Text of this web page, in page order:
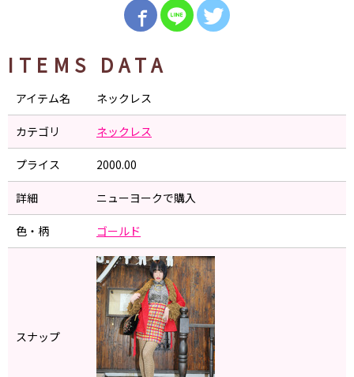
ITEMS DATA
アイテム名 ネックレス
カテゴリ ネックレス
プライス 2000.00
詳細 ニューヨークで購入
色・柄 ゴールド
スナップ